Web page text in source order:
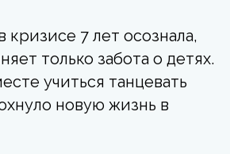
кризисе 7 лет осознала,
только забота о детях.
учиться танцевать
новую жизнь в